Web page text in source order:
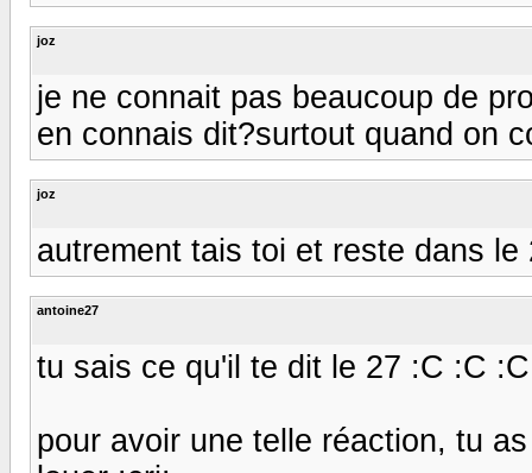
joz
je ne connait pas beaucoup de
en connais dit?surtout quand on
joz
autrement tais toi et reste dans le
antoine27
tu sais ce qu'il te dit le 27 :C :C :C
pour avoir une telle réaction, tu